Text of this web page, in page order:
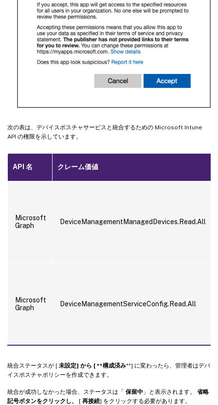
次の表は、デバイスポスチャサービスと統合するための Microsoft Intune
API の権限を示しています。
API 名 クレーム価値
Microsoft
Graph
DeviceManagementManagedDevices.Read.All
Microsoft
Graph
DeviceManagementServiceConfig.Read.All
統合ステータスが [ 未設定] から [ **構成済み**] に変わったら、管理者はデバ
イスポスチャポリシーを作成できます。
統合が成功しなかった場合、ステータスは「 保留中 」と表示されます。 省略
記号ボタンをクリックし、
[ 再接続] をクリックする必要があります。